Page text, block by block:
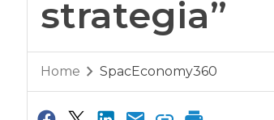
strategia”
Home SpacEconomy360